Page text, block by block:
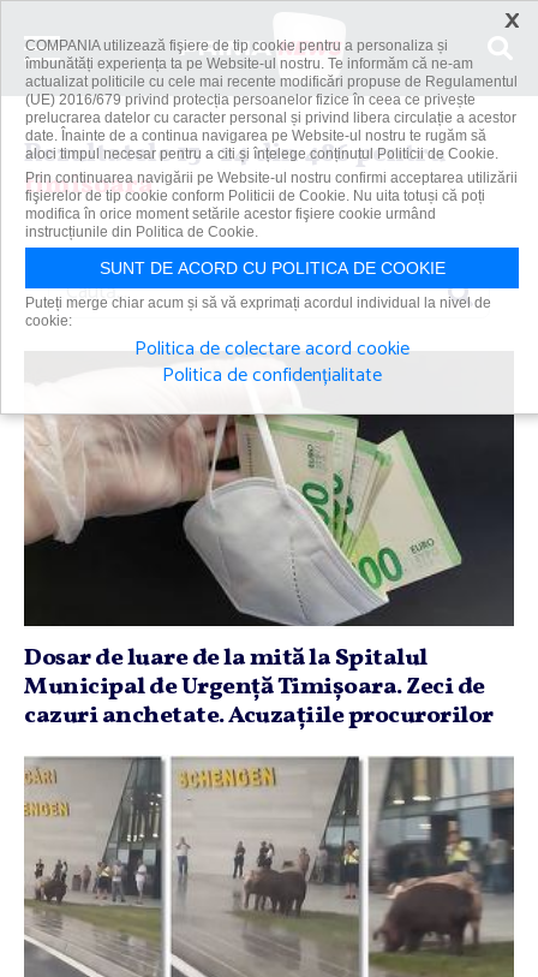
Rezultatele 13 - 24 din 486 pentru
timisoara
Caută
Dosar de luare de la mită la Spitalul
Municipal de Urgenţă Timişoara. Zeci de
cazuri anchetate. Acuzaţiile procurorilor
×
COMPANIA utilizează fişiere de tip cookie pentru a personaliza și
îmbunătăți experiența ta pe Website-ul nostru. Te informăm că ne-am
actualizat politicile cu cele mai recente modificări propuse de Regulamentul
(UE) 2016/679 privind protecția persoanelor fizice în ceea ce privește
prelucrarea datelor cu caracter personal și privind libera circulație a acestor
date. Înainte de a continua navigarea pe Website-ul nostru te rugăm să
aloci timpul necesar pentru a citi și înțelege conținutul Politicii de Cookie.
Prin continuarea navigării pe Website-ul nostru confirmi acceptarea utilizării
fişierelor de tip cookie conform Politicii de Cookie. Nu uita totuși că poți
modifica în orice moment setările acestor fişiere cookie urmând
instrucțiunile din Politica de Cookie.
SUNT DE ACORD CU POLITICA DE COOKIE
Puteți merge chiar acum și să vă exprimați acordul individual la nivel de
cookie:
Politica de colectare acord cookie
Politica de confidențialitate